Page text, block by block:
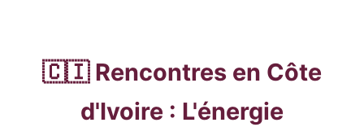
🇨🇮 Rencontres en Côte
d'Ivoire : L'énergie